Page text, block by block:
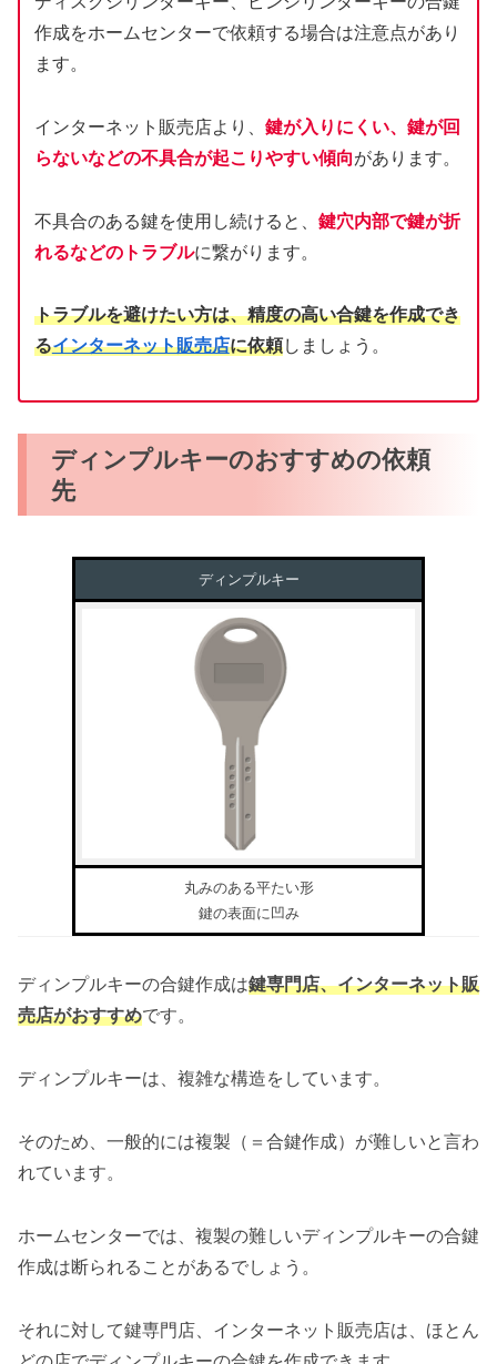
作成をホームセンターで依頼する場合は注意点があり
ます。
インターネット販売店より、 鍵が入りにくい、鍵が回
らないなどの不具合が起こりやすい傾向があります。
不具合のある鍵を使用し続けると、 鍵穴内部で鍵が折
れるなどのトラブルに繋がります。
トラブルを避けたい方は、精度の高い合鍵を作成でき
るインターネット販売店に依頼しましょう。
ディンプルキーのおすすめの依頼
先
ディンプルキー
丸みのある平たい形
鍵の表面に凹み
ディンプルキーの合鍵作成は鍵専門店、インターネット販
売店がおすすめです。
ディンプルキーは、複雑な構造をしています。
そのため、一般的には複製（＝合鍵作成）が難しいと言わ
れています。
ホームセンターでは、複製の難しいディンプルキーの合鍵
作成は断られることがあるでしょう。
それに対して鍵専門店、インターネット販売店は、ほとん